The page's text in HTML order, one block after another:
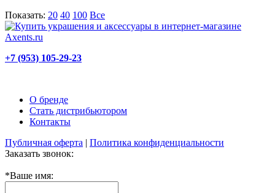
Показать: 20 40 100 Все
+7 (953) 105-29-23
О бренде
Стать дистрибьютором
Контакты
Публичная оферта | Политика конфиденциальности
Заказать звонок:
*Ваше имя: